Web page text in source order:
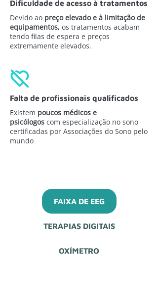
Dificuldade de acesso à tratamentos
Devido ao preço elevado e à limitação de
equipamentos, os tratamentos acabam
tendo filas de espera e preços
extremamente elevados.
Falta de profissionais qualificados
Existem poucos médicos e
psicólogos com especialização no sono
certificadas por Associações do Sono pelo
mundo
FAIXA DE EEG
TERAPIAS DIGITAIS
OXÍMETRO